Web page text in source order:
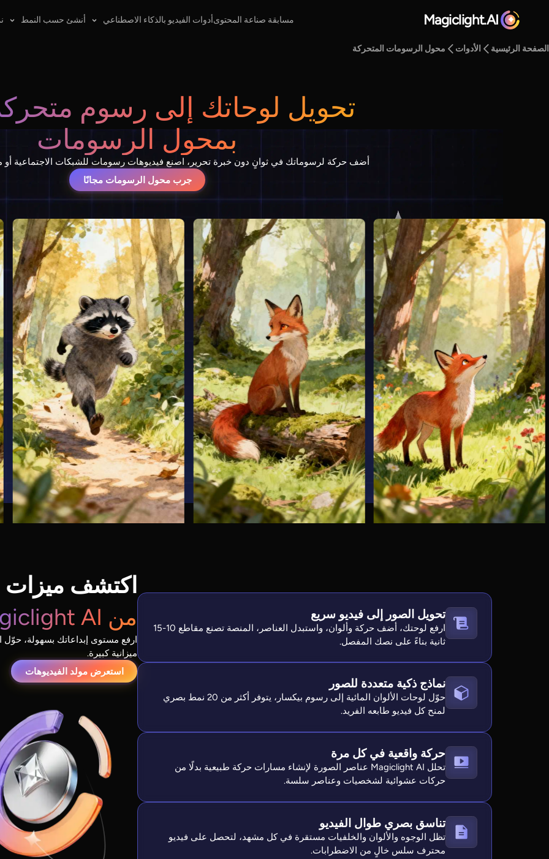
Magiclight.AI مسابقة صناعة المحتوىأدوات الفيديو بالذكاء الاصطناعي أنشئ حسب النمط
الصفحة الرئيسية الأدوات محول الرسومات المتحركة
تحويل لوحاتك إلى رسوم
بمحول الرسومات
أضف حركة لرسوماتك في ثوانٍ دون خبرة تحرير، اصنع فيديوهات رسومات للشبكات الاجتماعية أو
جرب محول الرسومات مجانًا
اكتشف
من Magiclight AI
ارفع مستوى إبداعاتك بسهولة، حوّل
ميزانية كبيرة.
استعرض مولد الفيديوهات
تحويل الصور إلى فيديو سريع
ارفع لوحتك، أضف حركة وألوان، واستبدل العناصر، المنصة تصنع مقاطع 10-15
ثانية بناءً على نصك المفصل.
نماذج ذكية متعددة للصور
حوّل لوحات الألوان المائية إلى رسوم بيكسار، يتوفر أكثر من 20 نمط بصري
لمنح كل فيديو طابعه الفريد.
حركة واقعية في كل مرة
تحلل Magiclight AI عناصر الصورة لإنشاء مسارات حركة طبيعية بدلًا من
حركات عشوائية لشخصيات وعناصر سلسة.
تناسق بصري طوال الفيديو
تظل الوجوه والألوان والخلفيات مستقرة في كل مشهد، لتحصل على فيديو
محترف سلس خالٍ من الاضطرابات.